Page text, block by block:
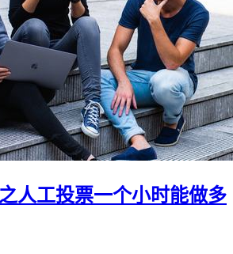
人工投票一个小时能做多